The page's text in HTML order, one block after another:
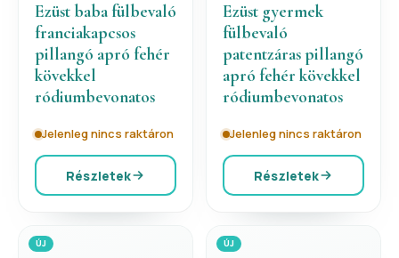
Ezüst baba fülbevaló
franciakapcsos
pillangó apró fehér
kövekkel
ródiumbevonatos
Jelenleg nincs raktáron
Részletek
Ezüst gyermek
fülbevaló
patentzáras pillangó
apró fehér kövekkel
ródiumbevonatos
Jelenleg nincs raktáron
Részletek
ÚJ ÚJ